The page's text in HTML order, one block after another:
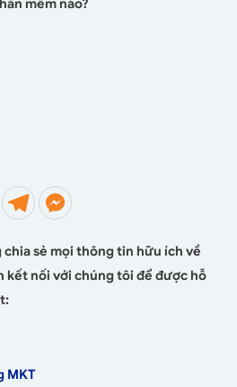
mềm nào?
sẻ mọi thông tin hữu ích về
kết nối với chúng tôi để được hỗ
MKT